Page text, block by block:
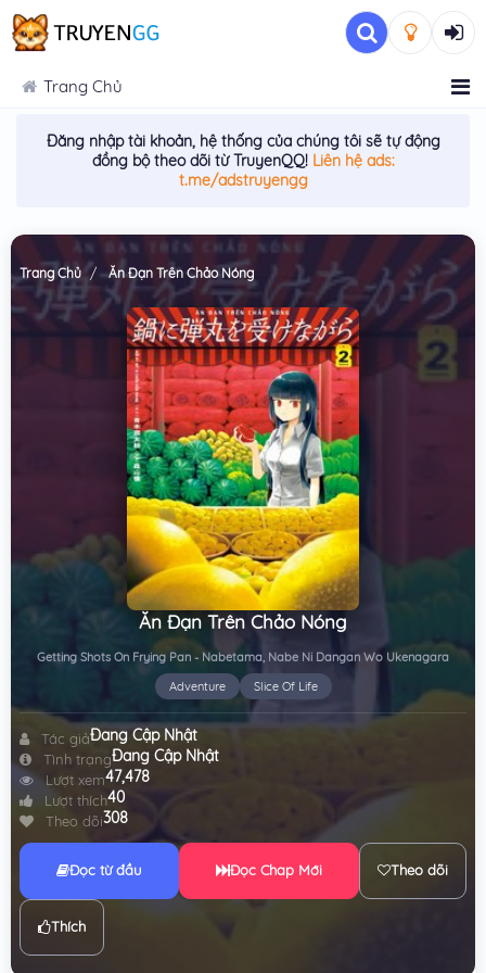
Trang Chủ
Đăng nhập tài khoản, hệ thống của chúng tôi sẽ tự động
đồng bộ theo dõi từ TruyenQQ! Liên hệ ads:
t.me/adstruyengg
Trang Chủ Ăn Đạn Trên Chảo Nóng
Ăn Đạn Trên Chảo Nóng
Getting Shots On Frying Pan - Nabetama, Nabe Ni Dangan Wo Ukenagara
Adventure
Slice Of Life
Tác giảĐang Cập Nhật
Tình trạngĐang Cập Nhật
Lượt xem47,478
Lượt thích40
Theo dõi308
Đọc từ đầu Đọc Chap Mới Theo dõi
Thích